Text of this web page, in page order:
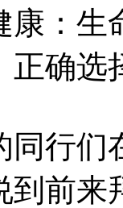
：生
正确选
行们
到前